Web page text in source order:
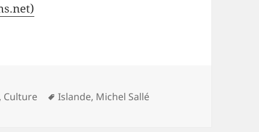
, Culture
Mots-
Islande, Michel Sallé